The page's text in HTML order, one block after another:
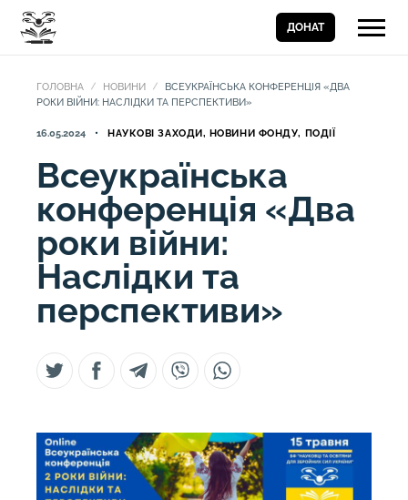
ДОНАТ
ГОЛОВНА НОВИНИ
ВСЕУКРАЇНСЬКА КОНФЕРЕНЦІЯ «ДВА
РОКИ ВІЙНИ: НАСЛІДКИ ТА ПЕРСПЕКТИВИ»
16.05.2024 НАУКОВІ ЗАХОДИ, НОВИНИ ФОНДУ, ПОДІЇ
Всеукраїнська
конференція «Два
роки війни:
Наслідки та
перспективи»